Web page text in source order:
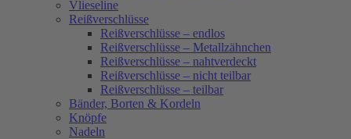
Vlieseline
Reißverschlüsse
Reißverschlüsse – endlos
Reißverschlüsse – Metallzähnchen
Reißverschlüsse – nahtverdeckt
Reißverschlüsse – nicht teilbar
Reißverschlüsse – teilbar
Bänder, Borten & Kordeln
Knöpfe
Nadeln